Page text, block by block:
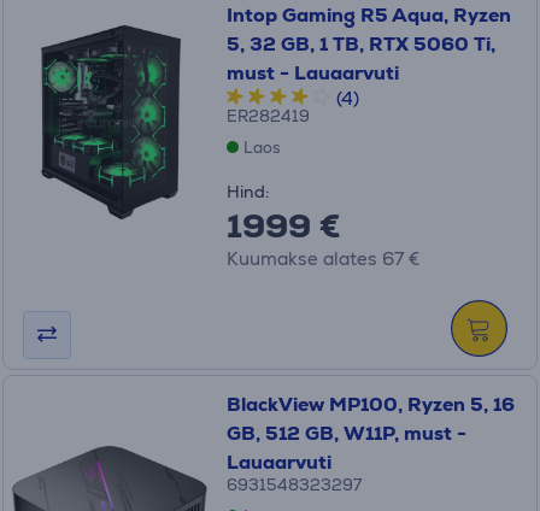
Intop Gaming R5 Aqua, Ryzen
5, 32 GB, 1 TB, RTX 5060 Ti,
must - Lauaarvuti
(4)
ER282419
Laos
Hind:
1999 €
Kuumakse alates 67 €
BlackView MP100, Ryzen 5, 16
GB, 512 GB, W11P, must -
Lauaarvuti
6931548323297